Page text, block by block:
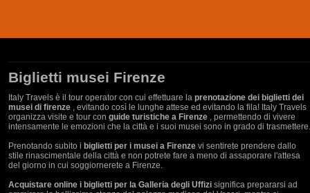
Biglietti musei Firenze
Italy Travels è il tour operator con cui effettuare la prenotazione dei biglietti dei
musei di firenze , evitando così le lunghe attese ed evitando la fila! Italy Travels
organizza visite e tour con guide turistiche a Firenze , permettendo di vivere
intensamente le emozioni che la città e i suoi musei sono in grado di trasmettere.
Prenotando subito i biglietti per i musei a Firenze vi sentirete prendere dallo
stile rinascimentale della città e non potrete fare a meno di assaporare l'attesa
del giorno in cui soggiornerete a Firenze.
Acquistare online i biglietti per la Galleria degli Uffizi significa prepararsi ad